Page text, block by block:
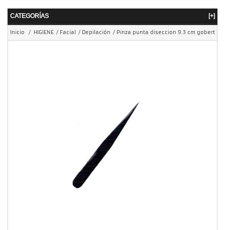
CATEGORÍAS [+]
Inicio / HIGIENE / Facial / Depilación / Pinza punta diseccion 9.3 cm gobert